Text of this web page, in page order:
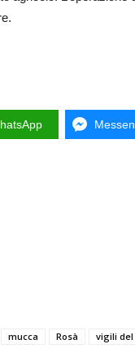
mucca Rosà vigili del